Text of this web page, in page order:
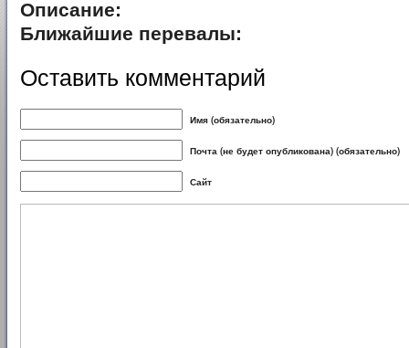
Описание:
Ближайшие перевалы:
Оставить комментарий
Имя (обязательно)
Почта (не будет опубликована) (обязательно)
Сайт